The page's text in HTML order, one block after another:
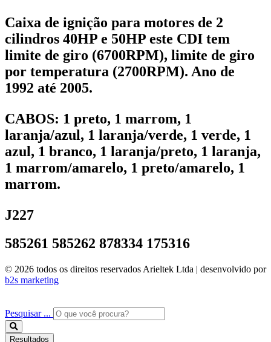
Caixa de ignição para motores de 2
cilindros 40HP e 50HP este CDI tem
limite de giro (6700RPM), limite de giro
por temperatura (2700RPM). Ano de
1992 até 2005.
CABOS: 1 preto, 1 marrom, 1
laranja/azul, 1 laranja/verde, 1 verde, 1
azul, 1 branco, 1 laranja/preto, 1 laranja,
1 marrom/amarelo, 1 preto/amarelo, 1
marrom.
J227
585261 585262 878334 175316
© 2026 todos os direitos reservados Arieltek Ltda | desenvolvido por
b2s marketing
Pesquisar ...
Resultados